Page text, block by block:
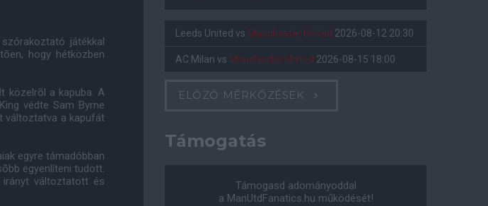
játékkal
hogy hétközben
közelrõl a kapuba. A
védte Sam Byrne
változtatva a kapufát
egyre támadóbban
egyenlíteni tudott.
irányt változtatott és
Leeds United vs Manchester United 2026-08-12 20:30
AC Milan vs Manchester United 2026-08-15 18:00
ELŐZŐ MÉRKŐZÉSEK
Támogatás
Támogasd adományoddal
a ManUtdFanatics.hu működését!